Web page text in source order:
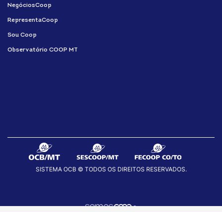
NegóciosCoop
RepresentaCoop
Sou Coop
Observatório COOP MT
SISTEMA OCB © TODOS OS DIREITOS RESERVADOS.